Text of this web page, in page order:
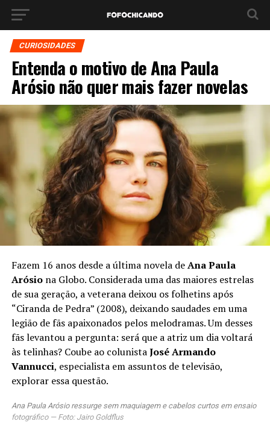
CURIOSIDADES
Entenda o motivo de Ana Paula
Arósio não quer mais fazer novelas
Fazem 16 anos desde a última novela deAna Paula
Arósiona Globo. Considerada uma das maiores estrelas
de sua geração, a veterana deixou os folhetins após
“Ciranda de Pedra” (2008), deixando saudades em uma
legião de fãs apaixonados pelos melodramas. Um desses
fãs levantou a pergunta: será que a atriz um dia voltará
às telinhas? Coube ao colunistaJosé Armando
Vannucci, especialista em assuntos de televisão,
explorar essa questão.
Ana Paula Arósio ressurge sem maquiagem e cabelos curtos em ensaio
fotográfico — Foto: Jairo Goldflus